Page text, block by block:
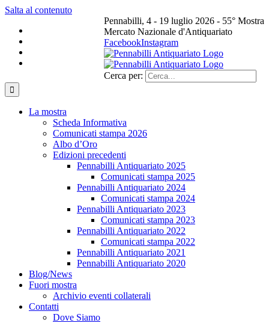
Salta al contenuto
Pennabilli, 4 - 19 luglio 2026 - 55° Mostra
Mercato Nazionale d'Antiquariato
FacebookInstagram
Cerca per:
La mostra
Scheda Informativa
Comunicati stampa 2026
Albo d’Oro
Edizioni precedenti
Pennabilli Antiquariato 2025
Comunicati stampa 2025
Pennabilli Antiquariato 2024
Comunicati stampa 2024
Pennabilli Antiquariato 2023
Comunicati stampa 2023
Pennabilli Antiquariato 2022
Comunicati stampa 2022
Pennabilli Antiquariato 2021
Pennabilli Antiquariato 2020
Blog/News
Fuori mostra
Archivio eventi collaterali
Contatti
Dove Siamo